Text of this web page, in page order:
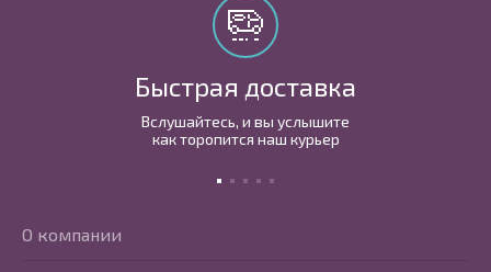
Быстрая доставка
Вслушайтесь, и вы услышите
как торопится наш курьер
О компании